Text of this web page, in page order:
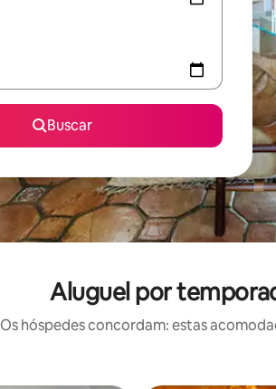
Buscar
Aluguel por
Os hóspedes concordam: estas